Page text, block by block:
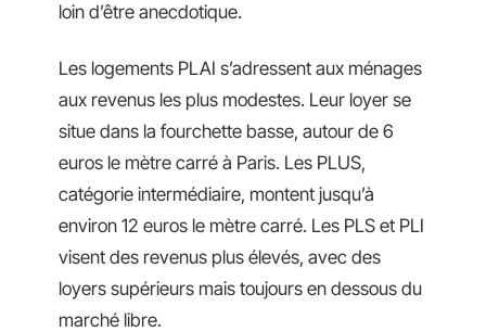
loin d’être anecdotique.
Les logements PLAI s’adressent aux ménages
aux revenus les plus modestes. Leur loyer se
situe dans la fourchette basse, autour de 6
euros le mètre carré à Paris. Les PLUS,
catégorie intermédiaire, montent jusqu’à
environ 12 euros le mètre carré. Les PLS et PLI
visent des revenus plus élevés, avec des
loyers supérieurs mais toujours en dessous du
marché libre.